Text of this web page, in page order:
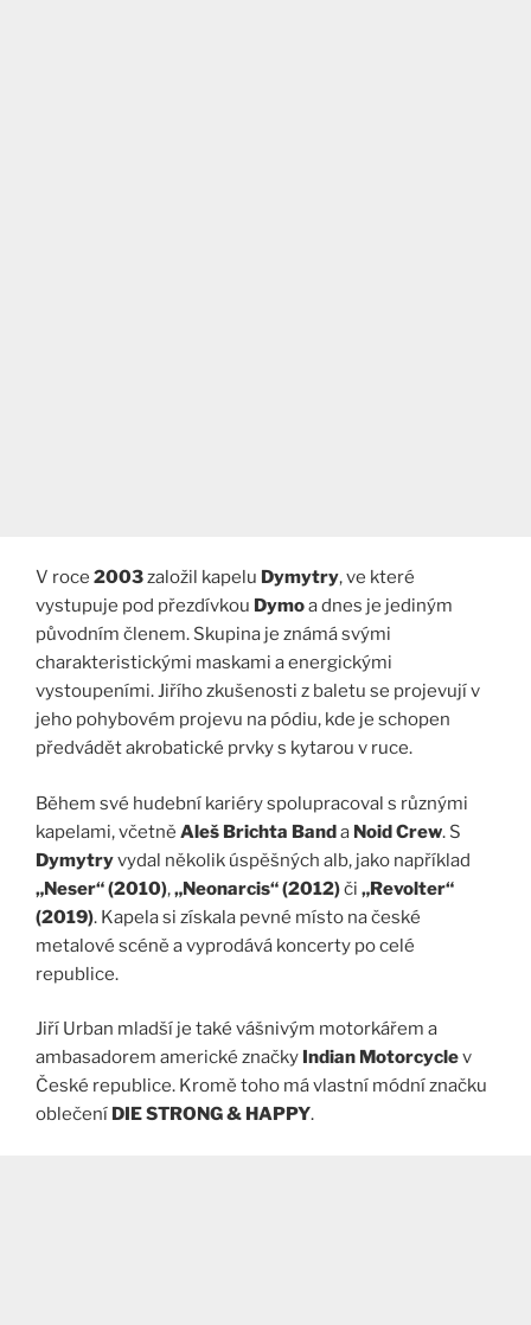
V roce 2003založil kapelu Dymytry, ve které
vystupuje pod přezdívkou Dymoa dnes je jediným
původním členem. Skupina je známá svými
charakteristickými maskami a energickými
vystoupeními. Jiřího zkušenosti z baletu se projevují v
jeho pohybovém projevu na pódiu, kde je schopen
předvádět akrobatické prvky s kytarou v ruce.
Během své hudební kariéry spolupracoval s různými
kapelami, včetně Aleš Brichta Banda Noid Crew. S
Dymytryvydal několik úspěšných alb, jako například
„Neser“ (2010),„Neonarcis“ (2012)či „Revolter“
(2019). Kapela si získala pevné místo na české
metalové scéně a vyprodává koncerty po celé
republice.
Jiří Urban mladší je také vášnivým motorkářem a
ambasadorem americké značky Indian Motorcyclev
České republice. Kromě toho má vlastní módní značku
oblečení DIE STRONG & HAPPY.